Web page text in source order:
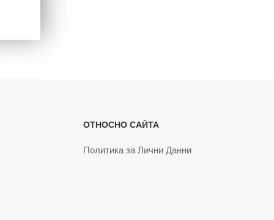
ОТНОСНО САЙТА
Политика за Лични Данни